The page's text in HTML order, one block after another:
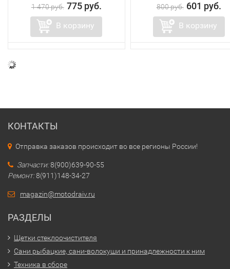
1 470 руб. 775 руб.
В корзину
800 руб. 601 руб.
В корзину
КОНТАКТЫ
Отправка заказов происходит во все регионы России!
Запчасти:8(900)639-90-55
Ремонт:8(911)148-34-27
magazin@motodraiv.ru
РАЗДЕЛЫ
Щетки стеклоочистителя
Сани рыбацкие, сани-волокуши и принадлежности к ним
Техника в сборе